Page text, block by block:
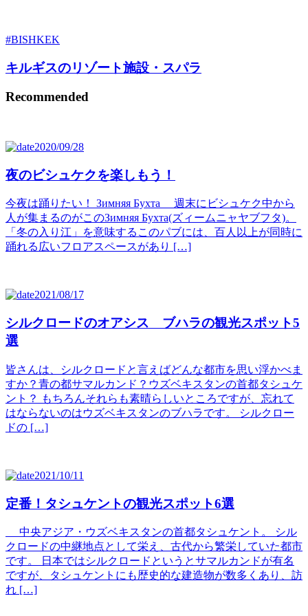
#BISHKEK
キルギスのリゾート施設・スパラ
Recommended
2020/09/28
夜のビシュケクを楽しもう！
今夜は踊りたい！ Зимняя Бухта 週末にビシュケク中から
人が集まるのがこのЗимняя Бухта(ズィームニャヤブフタ)。
「冬の入り江」を意味するこのパブには、百人以上が同時に
踊れる広いフロアスペースがあり […]
2021/08/17
シルクロードのオアシス ブハラの観光スポット5
選
皆さんは、シルクロードと言えばどんな都市を思い浮かべま
すか？青の都サマルカンド？ウズベキスタンの首都タシュケ
ント？ もちろんそれらも素晴らしいところですが、忘れて
はならないのはウズベキスタンのブハラです。 シルクロー
ドの […]
2021/10/11
定番！タシュケントの観光スポット6選
中央アジア・ウズベキスタンの首都タシュケント。 シル
クロードの中継地点として栄え、古代から繁栄していた都市
です。 日本ではシルクロードというとサマルカンドが有名
ですが、タシュケントにも歴史的な建造物が数多くあり、訪
れ […]